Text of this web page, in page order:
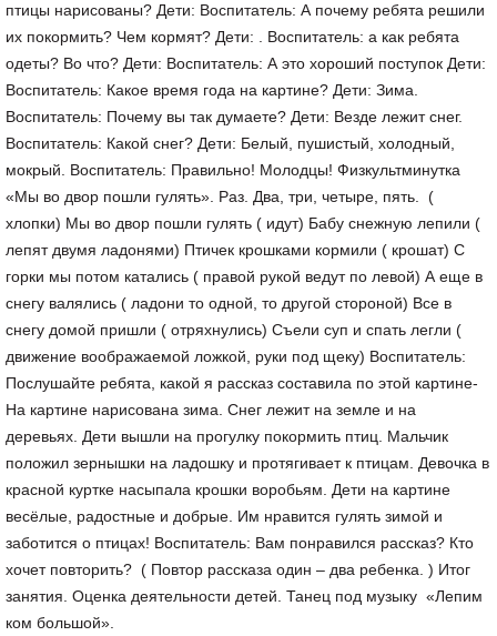
птицы нарисованы? Дети: Воспитатель: А почему ребята решили
их покормить? Чем кормят? Дети: . Воспитатель: а как ребята
одеты? Во что? Дети: Воспитатель: А это хороший поступок Дети:
Воспитатель: Какое время года на картине? Дети: Зима.
Воспитатель: Почему вы так думаете? Дети: Везде лежит снег.
Воспитатель: Какой снег? Дети: Белый, пушистый, холодный,
мокрый. Воспитатель: Правильно! Молодцы! Физкультминутка
«Мы во двор пошли гулять». Раз. Два, три, четыре, пять. (
хлопки) Мы во двор пошли гулять ( идут) Бабу снежную лепили (
лепят двумя ладонями) Птичек крошками кормили ( крошат) С
горки мы потом катались ( правой рукой ведут по левой) А еще в
снегу валялись ( ладони то одной, то другой стороной) Все в
снегу домой пришли ( отряхнулись) Съели суп и спать легли (
движение воображаемой ложкой, руки под щеку) Воспитатель:
Послушайте ребята, какой я рассказ составила по этой картине-
На картине нарисована зима. Снег лежит на земле и на
деревьях. Дети вышли на прогулку покормить птиц. Мальчик
положил зернышки на ладошку и протягивает к птицам. Девочка в
красной куртке насыпала крошки воробьям. Дети на картине
весёлые, радостные и добрые. Им нравится гулять зимой и
заботится о птицах! Воспитатель: Вам понравился рассказ? Кто
хочет повторить? ( Повтор рассказа один – два ребенка. ) Итог
занятия. Оценка деятельности детей. Танец под музыку «Лепим
ком большой».